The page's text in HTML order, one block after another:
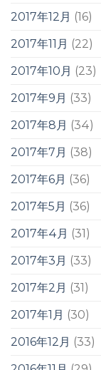
2017年12月 (16)
2017年11月 (22)
2017年10月 (23)
2017年9月 (33)
2017年8月 (34)
2017年7月 (38)
2017年6月 (36)
2017年5月 (36)
2017年4月 (31)
2017年3月 (33)
2017年2月 (31)
2017年1月 (30)
2016年12月 (33)